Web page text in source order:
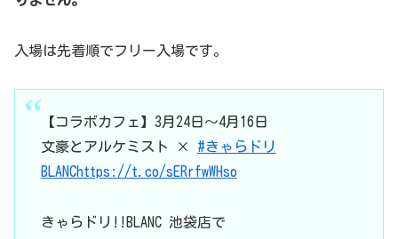
入場は先着順でフリー入場です。
【コラボカフェ】3月24日～4月16日
文豪とアルケミスト × #きゃらドリ
BLANChttps://t.co/sERrfwWHso
きゃらドリ!!BLANC 池袋店で